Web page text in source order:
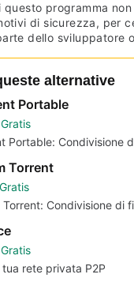
questo programma
di sicurezza, per
dello sviluppatore
alternative
Portable
Gratis
Portable: Condivisione
Torrent
Gratis
Torrent: Condivisione di
Gratis
tua rete privata P2P